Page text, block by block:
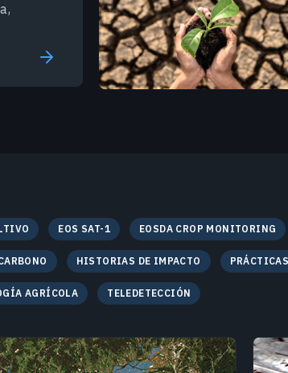
EOS SAT-1 EOSDA CROP MONITORING
HISTORIAS DE IMPACTO
AGRÍCOLA TELEDETECCIÓN